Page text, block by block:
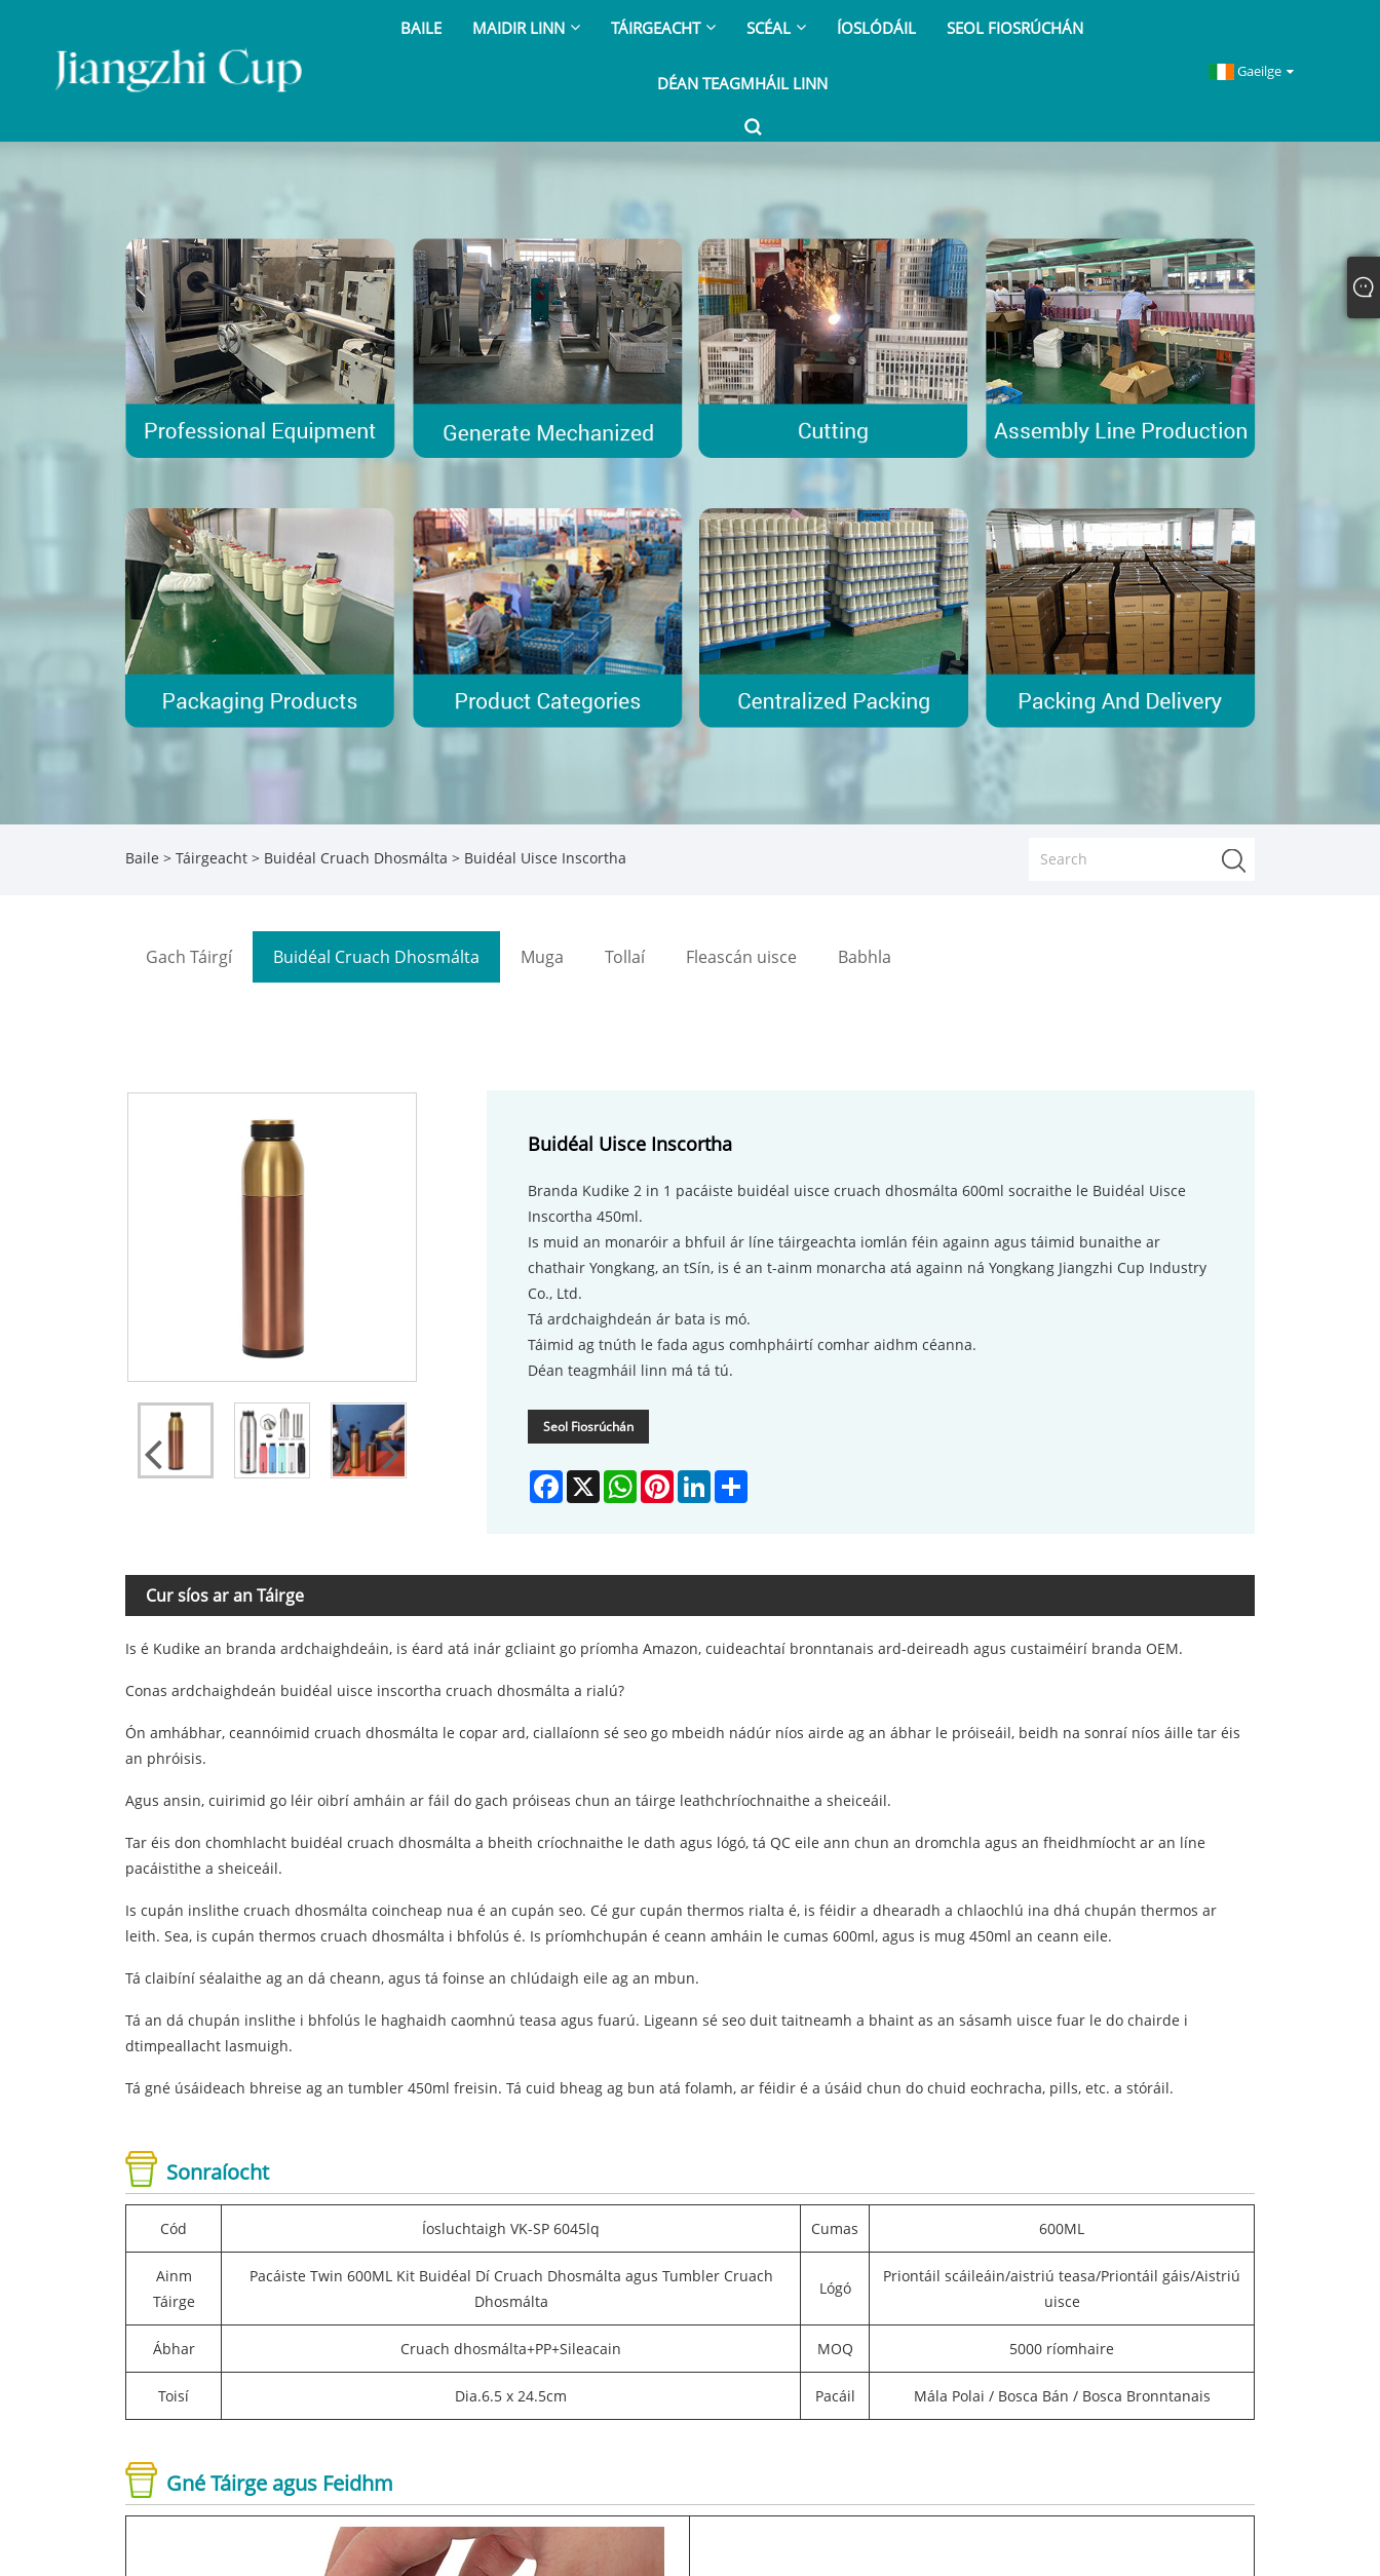
BAILE MAIDIR LINN TÁIRGEACHT SCÉAL ÍOSLÓDÁIL SEOL FIOSRÚCHÁN
DÉAN TEAGMHÁIL LINN
Gaeilge
Baile > Táirgeacht > Buidéal Cruach Dhosmálta > Buidéal Uisce Inscortha
Gach Táirgí Buidéal Cruach Dhosmálta Muga Tollaí Fleascán uisce Babhla
Buidéal Uisce Inscortha
Branda Kudike 2 in 1 pacáiste buidéal uisce cruach dhosmálta 600ml socraithe le Buidéal Uisce
Inscortha 450ml.
Is muid an monaróir a bhfuil ár líne táirgeachta iomlán féin againn agus táimid bunaithe ar
chathair Yongkang, an tSín, is é an t-ainm monarcha atá againn ná Yongkang Jiangzhi Cup Industry
Co., Ltd.
Tá ardchaighdeán ár bata is mó.
Táimid ag tnúth le fada agus comhpháirtí comhar aidhm céanna.
Déan teagmháil linn má tá tú.
Seol Fiosrúchán
Facebook
X WhatsAppPinterestLinkedIn
Cur síos ar an Táirge
Is é Kudike an branda ardchaighdeáin, is éard atá inár gcliaint go príomha Amazon, cuideachtaí bronntanais ard-deireadh agus custaiméirí branda OEM.
Conas ardchaighdeán buidéal uisce inscortha cruach dhosmálta a rialú?
Ón amhábhar, ceannóimid cruach dhosmálta le copar ard, ciallaíonn sé seo go mbeidh nádúr níos airde ag an ábhar le próiseáil, beidh na sonraí níos áille tar éis
an phróisis.
Agus ansin, cuirimid go léir oibrí amháin ar fáil do gach próiseas chun an táirge leathchríochnaithe a sheiceáil.
Tar éis don chomhlacht buidéal cruach dhosmálta a bheith críochnaithe le dath agus lógó, tá QC eile ann chun an dromchla agus an fheidhmíocht ar an líne
pacáistithe a sheiceáil.
Is cupán inslithe cruach dhosmálta coincheap nua é an cupán seo. Cé gur cupán thermos rialta é, is féidir a dhearadh a chlaochlú ina dhá chupán thermos ar
leith. Sea, is cupán thermos cruach dhosmálta i bhfolús é. Is príomhchupán é ceann amháin le cumas 600ml, agus is mug 450ml an ceann eile.
Tá claibíní séalaithe ag an dá cheann, agus tá foinse an chlúdaigh eile ag an mbun.
Tá an dá chupán inslithe i bhfolús le haghaidh caomhnú teasa agus fuarú. Ligeann sé seo duit taitneamh a bhaint as an sásamh uisce fuar le do chairde i
dtimpeallacht lasmuigh.
Tá gné úsáideach bhreise ag an tumbler 450ml freisin. Tá cuid bheag ag bun atá folamh, ar féidir é a úsáid chun do chuid eochracha, pills, etc. a stóráil.
Sonraíocht
Cód Íosluchtaigh VK-SP 6045lq Cumas 600ML
Ainm
Táirge
Pacáiste Twin 600ML Kit Buidéal Dí Cruach Dhosmálta agus Tumbler Cruach
Dhosmálta
Lógó
Priontáil scáileáin/aistriú teasa/Priontáil gáis/Aistriú
uisce
Ábhar Cruach dhosmálta+PP+Sileacain MOQ 5000 ríomhaire
Toisí Dia.6.5 x 24.5cm Pacáil Mála Polai / Bosca Bán / Bosca Bronntanais
Gné Táirge agus Feidhm